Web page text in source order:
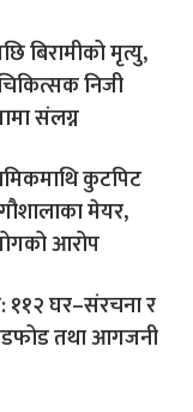
बिरामीको मृत्यु,
निजी
संलग्न
कुटपिट
मेयर,
आरोप
११२ घर–संरचना र
तथा आगजनी